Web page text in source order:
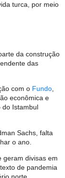
turca, por meio
da construção
das
com o Fundo,
econômica e
do Istambul
Sachs, falta
o ano.
geram divisas em
de pandemia